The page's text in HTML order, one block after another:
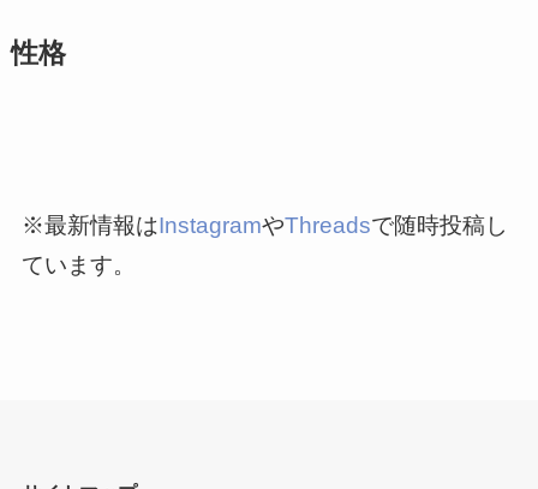
性格
※最新情報はInstagramやThreadsで随時投稿し
ています。